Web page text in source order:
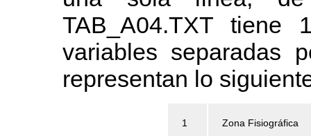
TAB_A04.TXT
variables separadas
representan lo
1 Zona Fisiográfica